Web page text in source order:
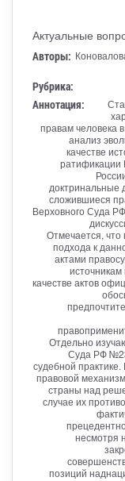
Актуальные
Авторы:
Рубрика:
Аннотация:
правам человека
анализ
качестве
ратификации
доктринальные
сложившиеся
Верховного Суда
Отмечается, что
подхода к
актами
качестве актов
Отдельно
Суда РФ
судебной
правовой
страны над
случае их
несмотря
позиций